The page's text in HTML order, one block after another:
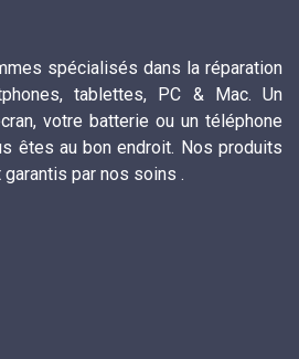
spécialisés dans la réparation
tablettes, PC & Mac. Un
votre batterie ou un téléphone
êtes au bon endroit. Nos produits
par nos soins .